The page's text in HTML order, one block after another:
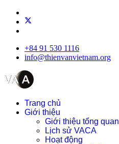
+84 91 530 1116
info@thienvanvietnam.org
Trang chủ
Giới thiệu
Giới thiệu tổng quan
Lịch sử VACA
Hoạt động